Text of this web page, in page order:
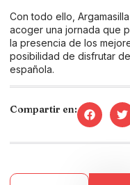
Con todo ello,
acoger una jornada que
la presencia de los
posibilidad de disfrutar
española.
Compartir en: